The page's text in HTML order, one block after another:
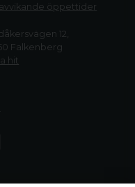
öppettider
12,
50 Falkenberg
hit